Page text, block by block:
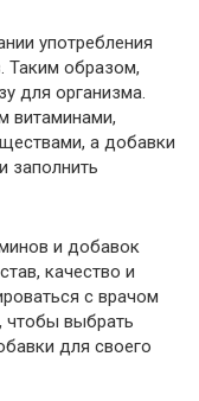
употребления
Таким образом,
для организма.
витаминами,
а добавки
заполнить
и добавок
качество и
с врачом
чтобы выбрать
для своего